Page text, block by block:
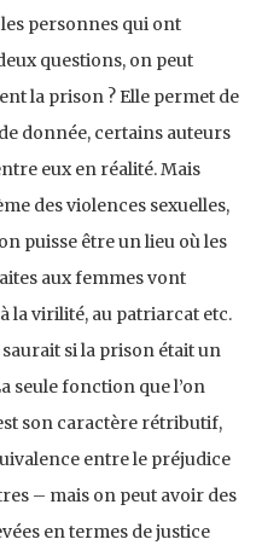
personnes qui ont
questions, on peut
la prison ? Elle permet de
donnée, certains auteurs
eux en réalité. Mais
des violences sexuelles,
puisse être un lieu où les
aux femmes vont
la virilité, au patriarcat etc.
si la prison était un
seule fonction que l’on
son caractère rétributif,
entre le préjudice
– mais on peut avoir des
en termes de justice